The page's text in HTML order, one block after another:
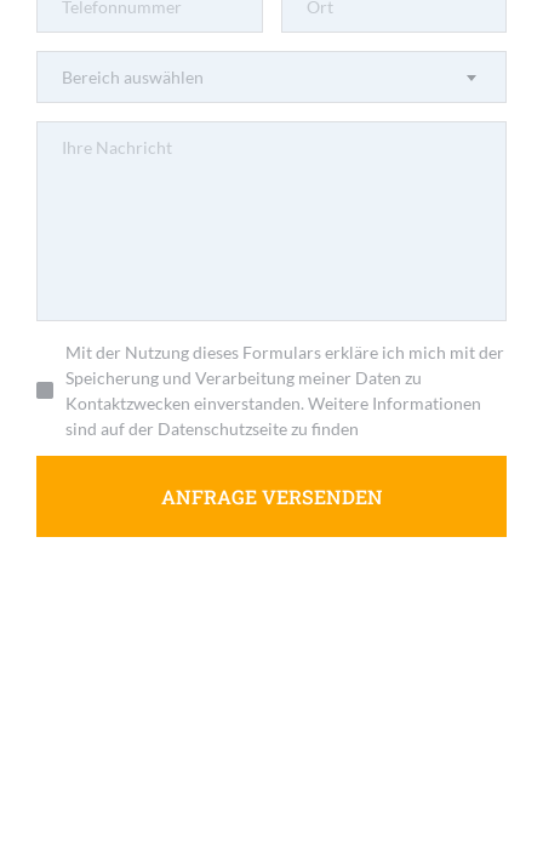
Bereich auswählen
Mit der Nutzung dieses Formulars erkläre ich mich mit der
Speicherung und Verarbeitung meiner Daten zu
Kontaktzwecken einverstanden. Weitere Informationen
sind auf der Datenschutzseite zu finden
ANFRAGE VERSENDEN